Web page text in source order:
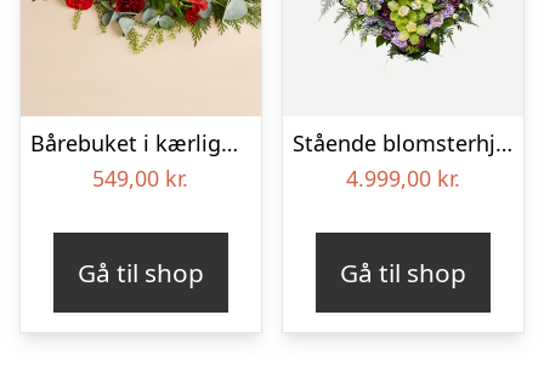
Bårebuket i kærlighedens farver
549,00 kr.
Gå til shop
Stående blomsterhjerte – Et eksklusivt farvel
4.999,00 kr.
Gå til shop